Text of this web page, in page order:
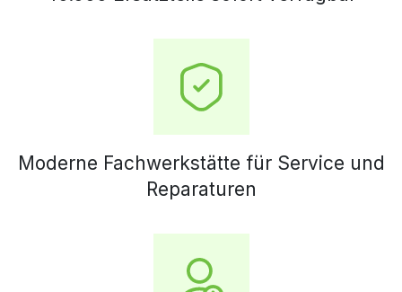
Moderne Fachwerkstätte für Service und
Reparaturen